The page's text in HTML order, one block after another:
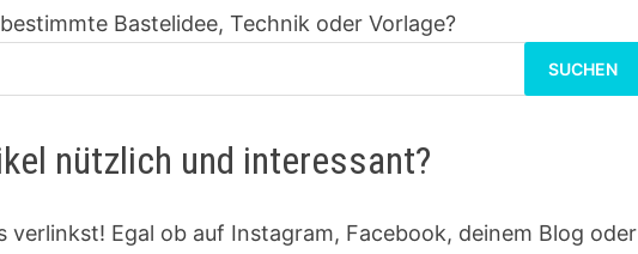
Bastelidee, Technik oder Vorlage?
nach:
nützlich und interessant?
verlinkst! Egal ob auf Instagram, Facebook, deinem Blog oder